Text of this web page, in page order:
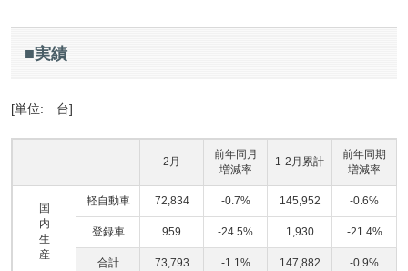
■実績
[単位: 台]
2月
前年同月
増減率
1-2月累計
前年同期
増減率
国
内
生
産
軽自動車 72,834 -0.7% 145,952 -0.6%
登録車 959 -24.5% 1,930 -21.4%
合計 73,793 -1.1% 147,882 -0.9%